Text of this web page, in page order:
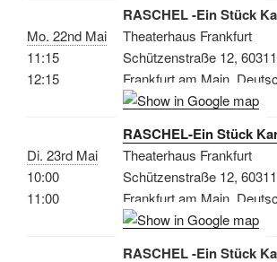
Mo. 22nd Mai
11:15
12:15
RASCHEL -Ein Stück
Theaterhaus Frankfurt
Schützenstraße 12, 60311
Frankfurt am Main,
Di. 23rd Mai
10:00
11:00
RASCHEL-Ein Stück
Theaterhaus Frankfurt
Schützenstraße 12, 60311
Frankfurt am Main,
RASCHEL -Ein Stück